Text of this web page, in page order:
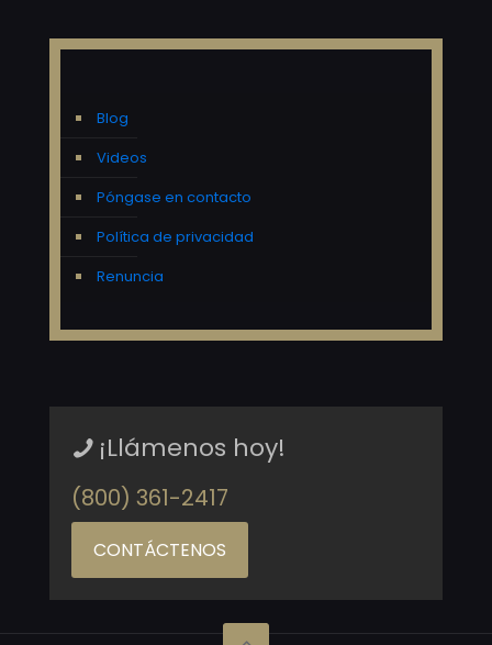
Blog
Videos
Póngase en contacto
Política de privacidad
Renuncia
¡Llámenos hoy!
(800) 361-2417
CONTÁCTENOS